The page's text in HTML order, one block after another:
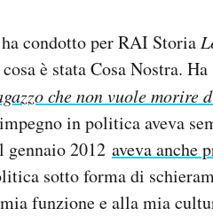
condotto per RAI Storia
cosa è stata Cosa Nostra.
che non vuole morire
in politica aveva
gennaio 2012 aveva anche
sotto forma di
funzione e alla mia